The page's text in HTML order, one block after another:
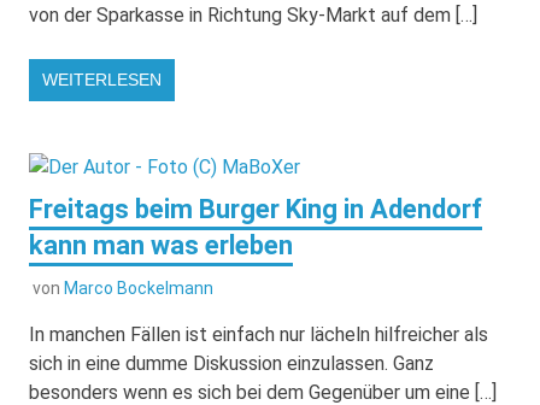
von der Sparkasse in Richtung Sky-Markt auf dem […]
WEITERLESEN
Freitags beim Burger King in Adendorf
kann man was erleben
von Marco Bockelmann
In manchen Fällen ist einfach nur lächeln hilfreicher als
sich in eine dumme Diskussion einzulassen. Ganz
besonders wenn es sich bei dem Gegenüber um eine […]